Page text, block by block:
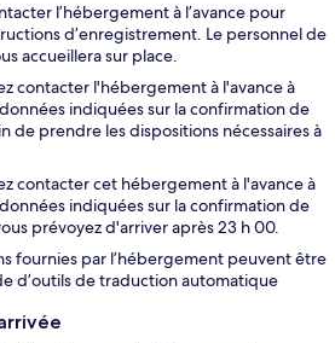
l’hébergement à l’avance pour
d’enregistrement. Le personnel de
accueillera sur place.
contacter l'hébergement à l'avance à
indiquées sur la confirmation de
de prendre les dispositions nécessaires à
contacter cet hébergement à l'avance à
indiquées sur la confirmation de
prévoyez d'arriver après 23 h 00.
fournies par l’hébergement peuvent être
d’outils de traduction automatique